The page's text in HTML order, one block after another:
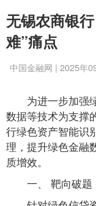
无锡农商银
难”痛点
中国金融网 | 2025年
为进一步加强
数据等技术为支撑
行绿色资产智能识
理，提升绿色金融
质增效。
一、 靶向破